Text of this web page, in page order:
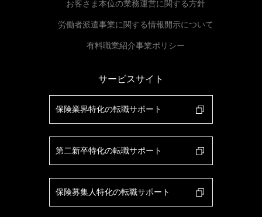
サービスサイト
保険業界特化の転職サポート
第二新卒特化の転職サポート
保険募集人特化の転職サポート
お客さま本位の業務運営に関する方針
労働者派遣事業に関する情報開示について
有料職業紹介事業ポリシー